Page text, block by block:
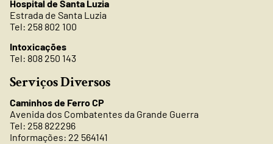
Hospital de Santa Luzia
Estrada de Santa Luzia
Tel: 258 802 100
Intoxicações
Tel: 808 250 143
Serviços Diversos
Caminhos de Ferro CP
Avenida dos Combatentes da Grande Guerra
Tel: 258 822296
Informações: 22 564141